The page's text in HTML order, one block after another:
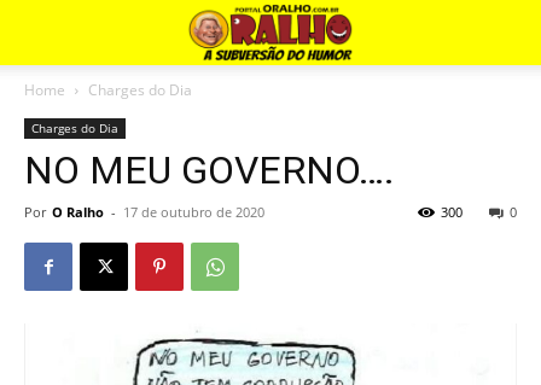
Home Charges do Dia
Charges do Dia
NO MEU GOVERNO….
Por O Ralho - 17 de outubro de 2020 0
300